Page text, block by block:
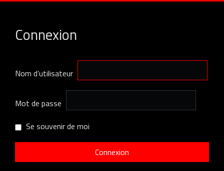
Connexion
Nom d’utilisateur
Mot de passe
Se souvenir de moi